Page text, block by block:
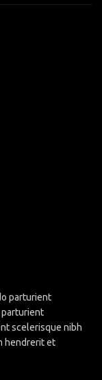
parturient
parturient
scelerisque nibh
hendrerit et